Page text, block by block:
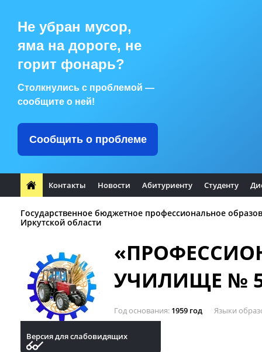
Не убран мусор,
яма на дороге, не
горит фонарь?
Столкнулись с проблемой —
сообщите о ней!
Сообщить о проблеме
Контакты Новости Абитуриенту Студенту
Государственное бюджетное профессиональное
Иркутской области
УЧИЛИЩЕ №
Год основания 1959 год Языки
Версия для слабовидящих